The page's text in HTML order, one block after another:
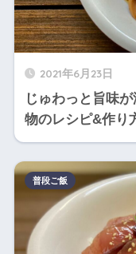
2021年6月23日
じゅわっと旨味
物のレシピ&作り
普段ご飯